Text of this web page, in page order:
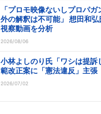
「プロモ映像ないしプロパ
外の解釈は不可能」 想田和
視察動画を分析
2026/08/06
小林よしのり氏「ワシは提訴
範改正案に「憲法違反」主張
2026/07/02